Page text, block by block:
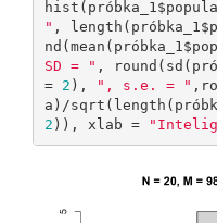
" ,
SD = " ,
= 2 ), ", s.e. = "
2 )), xlab =